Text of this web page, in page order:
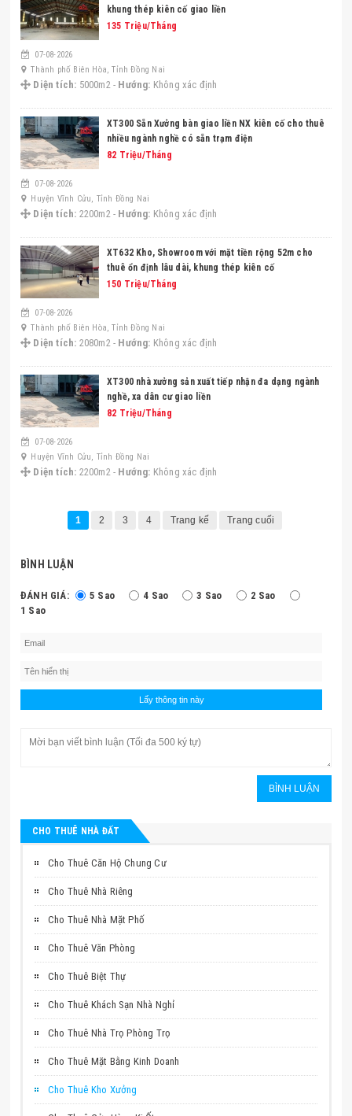
khung thép kiên cố giao liền
135 Triệu/Tháng
07-08-2026
Thành phố Biên Hòa, Tỉnh Đồng Nai
Diện tích: 5000m2 - Hướng: Không xác định
XT300 Sẵn Xưởng bàn giao liền NX kiên cố cho thuê
nhiều ngành nghề có sẵn trạm điện
82 Triệu/Tháng
07-08-2026
Huyện Vĩnh Cửu, Tỉnh Đồng Nai
Diện tích: 2200m2 - Hướng: Không xác định
XT632 Kho, Showroom với mặt tiền rộng 52m cho
thuê ổn định lâu dài, khung thép kiên cố
150 Triệu/Tháng
07-08-2026
Thành phố Biên Hòa, Tỉnh Đồng Nai
Diện tích: 2080m2 - Hướng: Không xác định
XT300 nhà xưởng sản xuất tiếp nhận đa dạng ngành
nghề, xa dân cư giao liền
82 Triệu/Tháng
07-08-2026
Huyện Vĩnh Cửu, Tỉnh Đồng Nai
Diện tích: 2200m2 - Hướng: Không xác định
1 2 3 4 Trang kế Trang cuối
BÌNH LUẬN
ĐÁNH GIÁ: 5 Sao 4 Sao 3 Sao
2 Sao
1 Sao
CHO THUÊ NHÀ ĐẤT
Cho Thuê Căn Hộ Chung Cư
Cho Thuê Nhà Riêng
Cho Thuê Nhà Mặt Phố
Cho Thuê Văn Phòng
Cho Thuê Biệt Thự
Cho Thuê Khách Sạn Nhà Nghỉ
Cho Thuê Nhà Trọ Phòng Trọ
Cho Thuê Mặt Bằng Kinh Doanh
Cho Thuê Kho Xưởng